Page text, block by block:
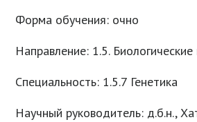
Форма обучения: очно
Направление: 1.5. Биологические
Специальность: 1.5.7 Генетика
Научный руководитель: д.б.н.,